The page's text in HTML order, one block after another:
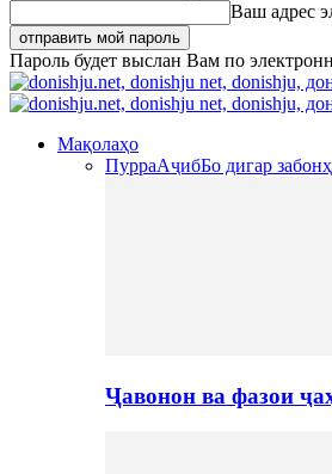
Ваш адрес
Пароль будет выслан Вам по
Мақолаҳо
ПурраАҷибБо дигар
Ҷавонон ва фазои